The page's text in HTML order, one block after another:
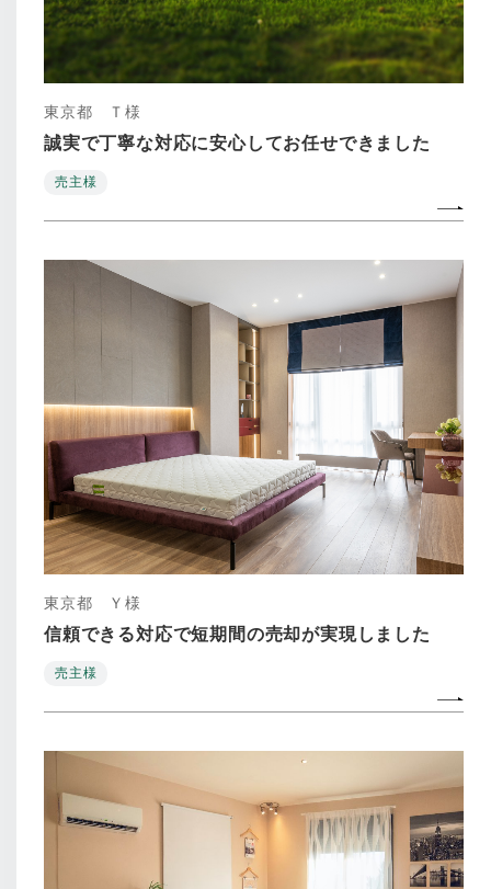
東京都 Ｔ様
誠実で丁寧な対応に安心してお任せできました
売主様
東京都 Ｙ様
信頼できる対応で短期間の売却が実現しました
売主様